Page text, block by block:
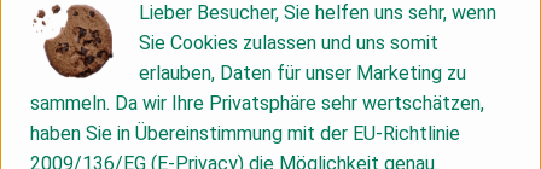
Zutaten
Nährwert-Info
Lieber Besucher, Sie helfen uns sehr, wenn
Sie Cookies zulassen und uns somit
erlauben, Daten für unser Marketing zu
sammeln. Da wir Ihre Privatsphäre sehr wertschätzen,
haben Sie in Übereinstimmung mit der EU-Richtlinie
2009/136/EG (E-Privacy) die Möglichkeit genau